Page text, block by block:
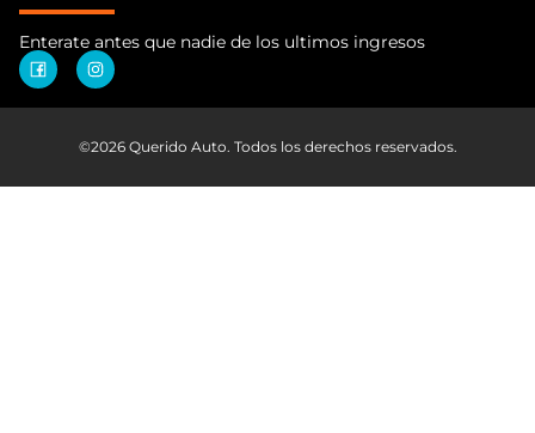
Enterate antes que nadie de los ultimos ingresos
©2026 Querido Auto. Todos los derechos reservados.